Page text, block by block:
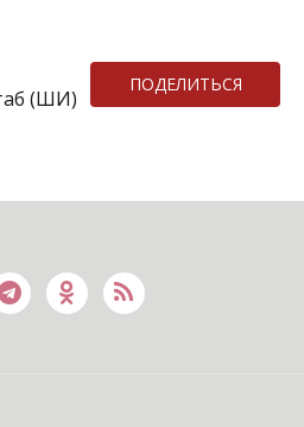
(ШИ)
ПОДЕЛИТЬСЯ